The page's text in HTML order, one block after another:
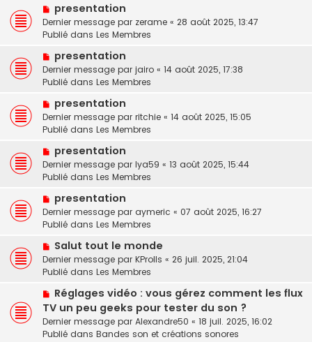
g
e
e
s
s
g
e
e
a
u
e
s
s
g
e
N
o
u
e
a
u
e
s
s
g
e
presentation
Dernier message par zerame « 28 août 2025, 13:47
Publié dans Les Membres
N
o
u
e
a
u
e
s
s
g
e
presentation
Dernier message par jairo « 14 août 2025, 17:38
Publié dans Les Membres
N
o
u
e
a
u
e
s
s
a
g
e
presentation
Dernier message par ritchie « 14 août 2025, 15:05
Publié dans Les Membres
N
o
u
e
a
u
e
s
s
a
g
e
presentation
Dernier message par lya59 « 13 août 2025, 15:44
Publié dans Les Membres
N
o
u
e
a
u
e
s
s
a
presentation
Dernier message par aymeric « 07 août 2025, 16:27
Publié dans Les Membres
N
o
u
e
a
u
m
Salut tout le monde
Dernier message par KProlls « 26 juil. 2025, 21:04
Publié dans Les Membres
N
o
u
v
Réglages vidéo : vous gérez comment les flux
TV un peu geeks pour tester du son ?
Dernier message par Alexandre50 « 18 juil. 2025, 16:02
Publié dans Bandes son et créations sonores